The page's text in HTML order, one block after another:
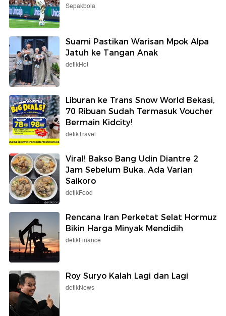
Sepakbola
Suami Pastikan Warisan Mpok Alpa
Jatuh ke Tangan Anak
detikHot
Liburan ke Trans Snow World Bekasi,
70 Ribuan Sudah Termasuk Voucher
Bermain Kidcity!
detikTravel
Viral! Bakso Bang Udin Diantre 2
Jam Sebelum Buka, Ada Varian
Saikoro
detikFood
Rencana Iran Perketat Selat Hormuz
Bikin Harga Minyak Mendidih
detikFinance
Roy Suryo Kalah Lagi dan Lagi
detikNews